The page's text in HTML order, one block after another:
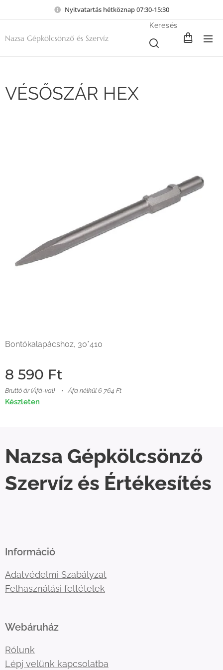
Nyitvatartás hétköznap 07:30-15:30
Nazsa Gépkölcsönző és Szervíz
Keresés
VÉSŐSZÁR HEX
Bontókalapácshoz, 30*410
8 590 Ft
Bruttó ár (Áfá-val) Áfa nélkül 6 764 Ft
Készleten
Nazsa Gépkölcsönző
Szervíz és Értékesítés
Információ
Adatvédelmi Szabályzat
Felhasználási feltételek
Webáruház
Rólunk
Lépj velünk kapcsolatba